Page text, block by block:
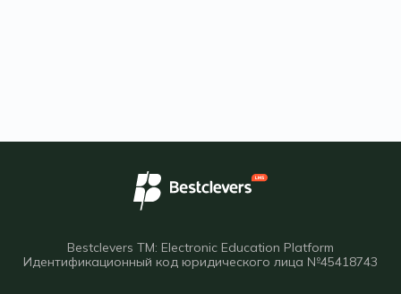
Bestclevers TM: Electronic Education Platform
Идентификационный код юридического лица №45418743